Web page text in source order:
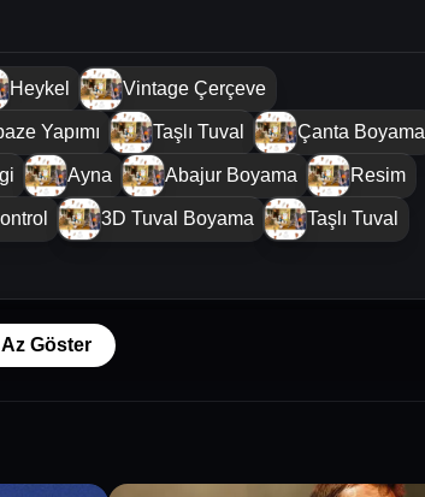
Heykel Vintage Çerçeve
Yapımı Taşlı Tuval Çanta Boyama
Ayna Abajur Boyama Resim
3D Tuval Boyama Taşlı Tuval
Az Göster